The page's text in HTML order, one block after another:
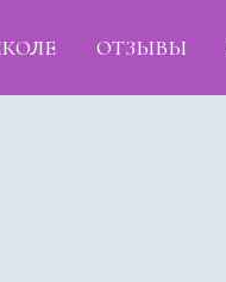
ОТЗЫВЫ